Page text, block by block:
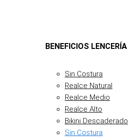
BENEFICIOS LENCERÍA
Sin Costura
Realce Natural
Realce Medio
Realce Alto
Bikini Descaderado
Sin Costura